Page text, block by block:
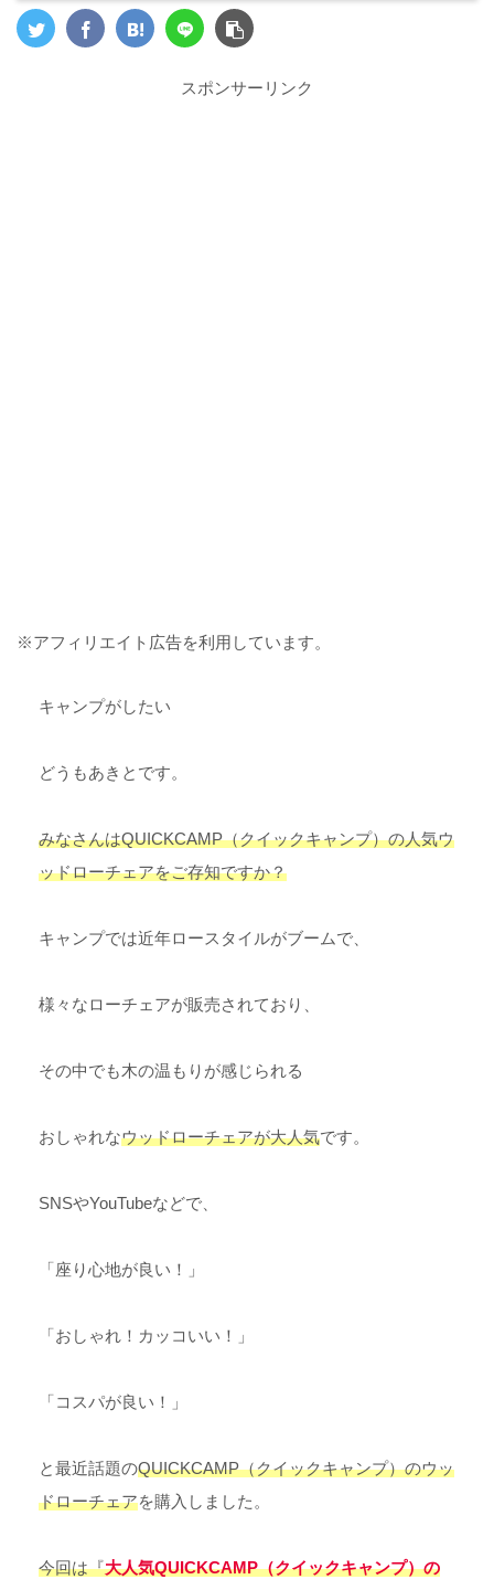
スポンサーリンク
※アフィリエイト広告を利用しています。
キャンプがしたい
どうもあきとです。
みなさんはQUICKCAMP（クイックキャンプ）の人気ウ
ッドローチェアをご存知ですか？
キャンプでは近年ロースタイルがブームで、
様々なローチェアが販売されており、
その中でも木の温もりが感じられる
おしゃれなウッドローチェアが大人気です。
SNSやYouTubeなどで、
「座り心地が良い！」
「おしゃれ！カッコいい！」
「コスパが良い！」
と最近話題のQUICKCAMP（クイックキャンプ）のウッ
ドローチェアを購入しました。
今回は『大人気QUICKCAMP（クイックキャンプ）の